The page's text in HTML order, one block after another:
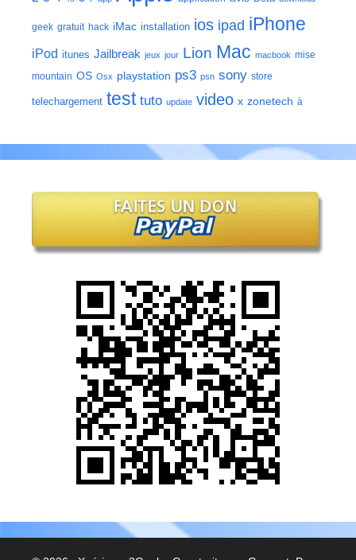
geek gratuit hack iMac installation ios ipad iPhone
iPod itunes Jailbreak jeux jour Lion Mac macbook mise
mountain OS Osx playstation ps3 psn sony store
telechargement test tuto update video x zonetech à